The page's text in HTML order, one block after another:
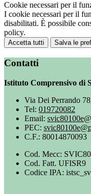
Cookie necessari per il
I cookie necessari per il
disabilitati. È possibile
policy.
Accetta tutti Salva le
Contatti
Istituto Comprensivo di
Via Dei Perrando
Tel: 019720082
Email:
PEC:
C.F.: 80014870093
Cod. Mecc:
Cod. Fatt. UFISR9
Codice IPA: